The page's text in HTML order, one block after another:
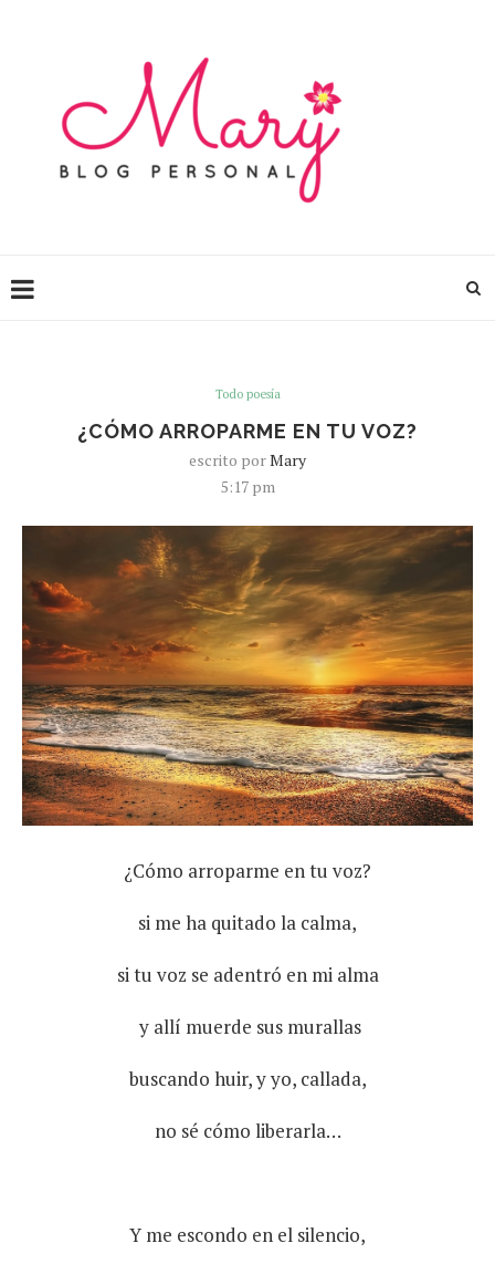
Todo poesía
¿CÓMO ARROPARME EN TU VOZ?
escrito porMary
5:17 pm
¿Cómo arroparme en tu voz?
si me ha quitado la calma,
si tu voz se adentró en mi alma
y allí muerde sus murallas
buscando huir, y yo, callada,
no sé cómo liberarla…
Y me escondo en el silencio,